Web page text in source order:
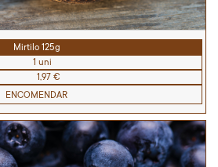
Mirtilo 125g
1 uni
1,97 €
ENCOMENDAR